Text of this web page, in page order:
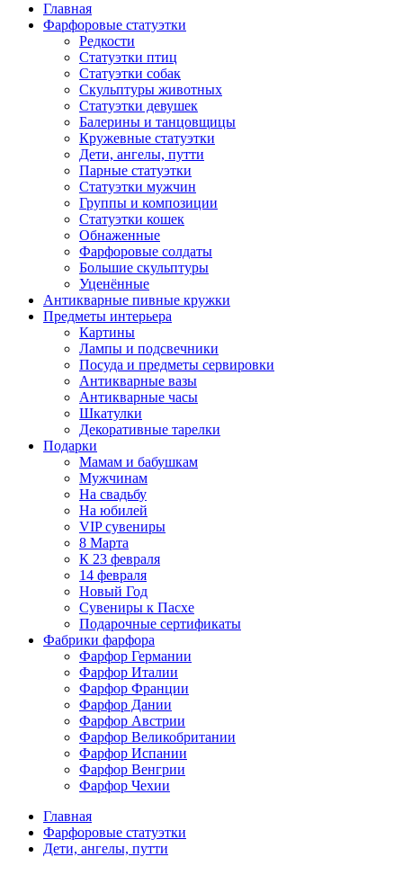
Главная
Фарфоровые статуэтки
Редкости
Cтатуэтки птиц
Cтатуэтки собак
Скульптуры животных
Статуэтки девушек
Балерины и танцовщицы
Кружевные статуэтки
Дети, ангелы, путти
Парные статуэтки
Статуэтки мужчин
Группы и композиции
Статуэтки кошек
Обнаженные
Фарфоровые солдаты
Большие скульптуры
Уценённые
Антикварные пивные кружки
Предметы интерьера
Картины
Лампы и подсвечники
Посуда и предметы сервировки
Антикварные вазы
Антикварные часы
Шкатулки
Декоративные тарелки
Подарки
Мамам и бабушкам
Мужчинам
На свадьбу
На юбилей
VIP сувениры
8 Марта
К 23 февраля
14 февраля
Новый Год
Сувениры к Пасхе
Подарочные сертификаты
Фабрики фарфора
Фарфор Германии
Фарфор Италии
Фарфор Франции
Фарфор Дании
Фарфор Австрии
Фарфор Великобритании
Фарфор Испании
Фарфор Венгрии
Фарфор Чехии
Главная
Фарфоровые статуэтки
Дети, ангелы, путти